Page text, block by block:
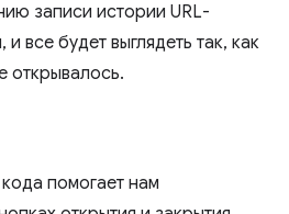
записи истории URL-
все будет выглядеть так, как
открывалось.
помогает нам